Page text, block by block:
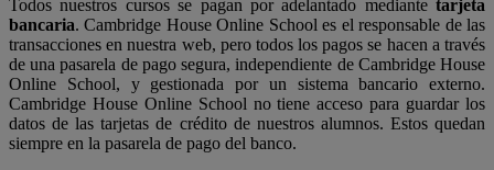
Todos nuestros cursos se pagan por adelantado mediante tarjeta
bancaria. Cambridge House Online School es el responsable de las
transacciones en nuestra web, pero todos los pagos se hacen a través
de una pasarela de pago segura, independiente de Cambridge House
Online School, y gestionada por un sistema bancario externo.
Cambridge House Online School no tiene acceso para guardar los
datos de las tarjetas de crédito de nuestros alumnos. Estos quedan
siempre en la pasarela de pago del banco.